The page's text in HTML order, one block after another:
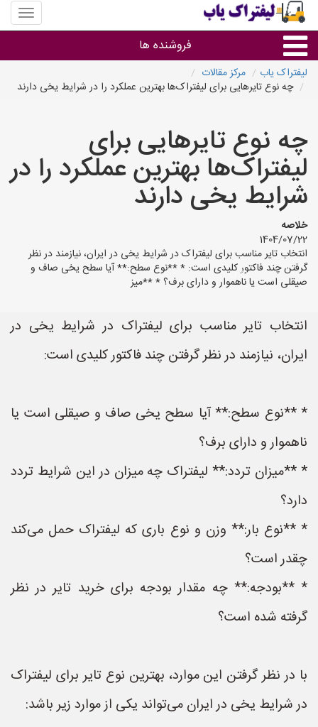
منوی
سایت
یاب
فروشنده ها
گروه ها
استان ها
لیفتراک یاب
مرکز مقالات
چه نوع تایرهایی برای لیفتراک‌ها بهترین عملکرد را در شرایط یخی دارند
چه نوع تایرهایی برای
لیفتراک‌ها بهترین عملکرد را در
شرایط یخی دارند
خلاصه
1404/07/22
انتخاب تایر مناسب برای لیفتراک در شرایط یخی در ایران، نیازمند در نظر
گرفتن چند فاکتور کلیدی است: * **نوع سطح:** آیا سطح یخی صاف و
صیقلی است یا ناهموار و دارای برف؟ * **میز
انتخاب تایر مناسب برای لیفتراک در شرایط یخی در
ایران، نیازمند در نظر گرفتن چند فاکتور کلیدی است:
* **نوع سطح:** آیا سطح یخی صاف و صیقلی است یا
ناهموار و دارای برف؟
* **میزان تردد:** لیفتراک چه میزان در این شرایط تردد
دارد؟
* **نوع بار:** وزن و نوع باری که لیفتراک حمل می‌کند
چقدر است؟
* **بودجه:** چه مقدار بودجه برای خرید تایر در نظر
گرفته شده است؟
با در نظر گرفتن این موارد، بهترین نوع تایر برای لیفتراک
در شرایط یخی در ایران می‌تواند یکی از موارد زیر باشد: